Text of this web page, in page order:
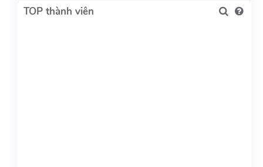
TOP thành viên